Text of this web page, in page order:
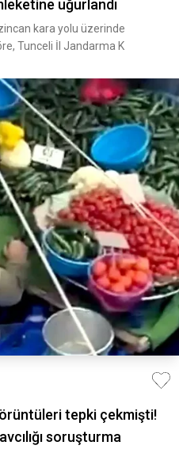
uğurlandı
kara yolu üzerinde
Tunceli İl Jandarma K
tepki çekmişti!
soruşturma